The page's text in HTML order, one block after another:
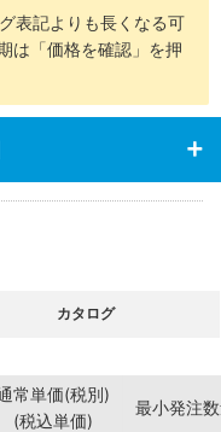
表記よりも長くなる可
は「価格を確認」を押
カタログ
常単価(税別)
(税込単価)
最小発注